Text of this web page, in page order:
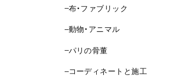
布・ファブリック
動物・アニマル
パリの骨董
コーディネートと施工